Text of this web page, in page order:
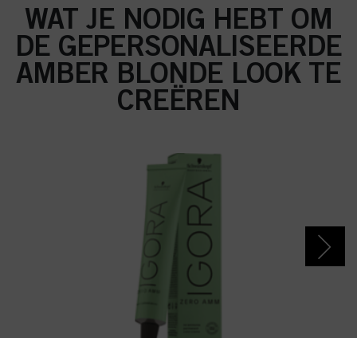
WAT JE NODIG HEBT OM
DE GEPERSONALISEERDE
AMBER BLONDE LOOK TE
CREËREN